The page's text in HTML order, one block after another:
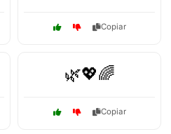
Copiar
🌿💖🌈
Copiar